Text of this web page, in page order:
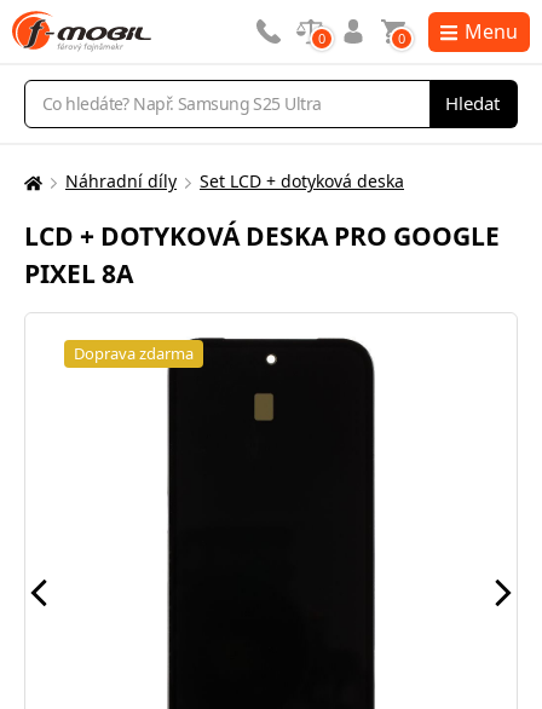
Vyhledávání
Hledat
0 0 Menu
Zde
nacházíte:
Náhradní díly Set LCD + dotyková deska
LCD + DOTYKOVÁ DESKA PRO GOOGLE
PIXEL 8A
Doprava zdarma